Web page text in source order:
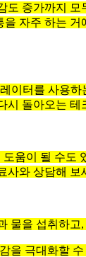
증가까지
자주 하는
터를 사용
돌아오는
움이 될 수
사와 상담해 보
을 섭취하
을 극대화할